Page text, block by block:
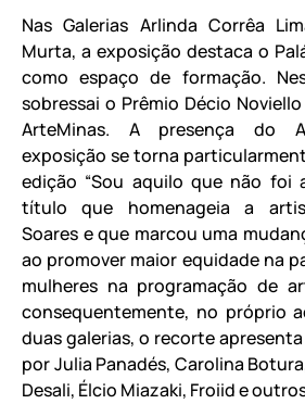
Nas Galerias Arlinda Corrêa
Murta, a exposição destaca o
como espaço de formação.
sobressai o Prêmio Décio
ArteMinas. A presença do
exposição se torna
edição “Sou aquilo que não foi
título que homenageia a
Soares e que marcou uma
ao promover maior equidade na
mulheres na programação de
consequentemente, no próprio
duas galerias, o recorte
por Julia Panadés, Carolina
Desali, Élcio Miazaki, Froiid e